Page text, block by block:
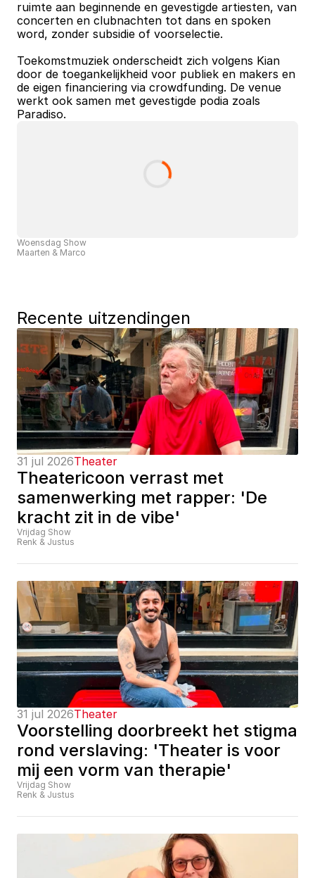
ruimte aan beginnende en gevestigde artiesten, van
concerten en clubnachten tot dans en spoken
word, zonder subsidie of voorselectie.
Toekomstmuziek onderscheidt zich volgens Kian
door de toegankelijkheid voor publiek en makers en
de eigen financiering via crowdfunding. De venue
werkt ook samen met gevestigde podia zoals
Paradiso.
Woensdag Show
Maarten & Marco
Recente uitzendingen
31 jul 2026Theater
Theatericoon verrast met
samenwerking met rapper: 'De
kracht zit in de vibe'
Vrijdag Show
Renk & Justus
31 jul 2026Theater
Voorstelling doorbreekt het stigma
rond verslaving: 'Theater is voor
mij een vorm van therapie'
Vrijdag Show
Renk & Justus